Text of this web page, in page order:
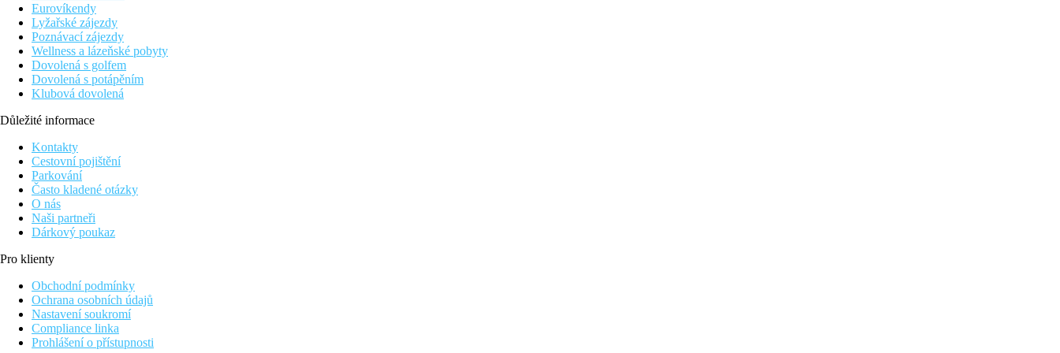
TV/sat.
klimatizace
trezor (za poplatek)
koupelna/WC (vysoušeč vlasů)
balkon
dětská postýlka (na vyžádání, zdarma)
Ostatní typy pokojů (pokud není uvedeno jinak, mají pokoje výše uvedené vybavení)
Dvoulůžkový pokoj, Výhled bazén:
Popis hotelu
vstupní hala s recepcí
restaurace s terasou
snack bar
venkovní bazén
terasa s lehátky, slunečníky a osuškami zdarma
Popis pláže
městská kamenitá pláž cca 1600 m
Strava
Snídaně
snídaně formou bufetu
Eurovíkendy
Lyžařské zájezdy
Poznávací zájezdy
Wellness a lázeňské pobyty
Dovolená s golfem
Dovolená s potápěním
Klubová dovolená
Důležité informace
Kontakty
Cestovní pojištění
Parkování
Často kladené otázky
O nás
Naši partneři
Dárkový poukaz
Pro klienty
Obchodní podmínky
Ochrana osobních údajů
Nastavení soukromí
Compliance linka
Prohlášení o přístupnosti